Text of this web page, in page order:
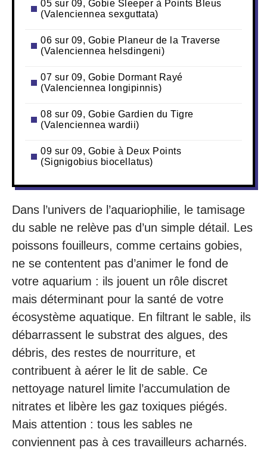
05 sur 09, Gobie Sleeper à Points Bleus
(Valenciennea sexguttata)
06 sur 09, Gobie Planeur de la Traverse
(Valenciennea helsdingeni)
07 sur 09, Gobie Dormant Rayé
(Valenciennea longipinnis)
08 sur 09, Gobie Gardien du Tigre
(Valenciennea wardii)
09 sur 09, Gobie à Deux Points
(Signigobius biocellatus)
Dans l’univers de l’aquariophilie, le tamisage
du sable ne relève pas d’un simple détail. Les
poissons fouilleurs, comme certains gobies,
ne se contentent pas d’animer le fond de
votre aquarium : ils jouent un rôle discret
mais déterminant pour la santé de votre
écosystème aquatique. En filtrant le sable, ils
débarrassent le substrat des algues, des
débris, des restes de nourriture, et
contribuent à aérer le lit de sable. Ce
nettoyage naturel limite l’accumulation de
nitrates et libère les gaz toxiques piégés.
Mais attention : tous les sables ne
conviennent pas à ces travailleurs acharnés.